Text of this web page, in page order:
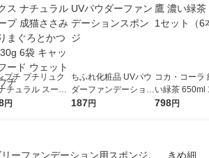
プチ プチリュク
チュラル スープ
ささみ入りまぐろ
円
ちふれ化粧品 UVパウ
ダーファンデーション
スポンジ
187円
コカ・コーラ
い緑茶 650ml
（6本）
798円
ーファンデーション用スポンジ。　きめ細